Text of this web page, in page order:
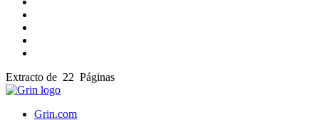
Extracto de 22 Páginas
Grin.com